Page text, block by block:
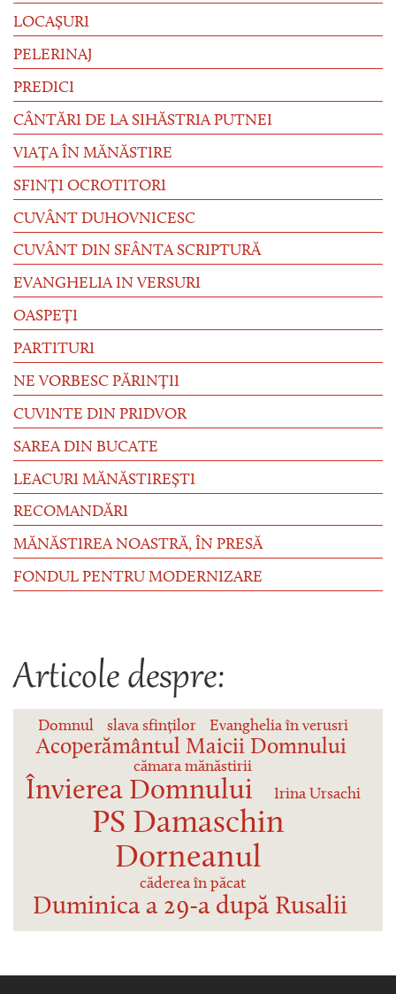
LOCAȘURI
PELERINAJ
PREDICI
CÂNTĂRI DE LA SIHĂSTRIA PUTNEI
VIAȚA ÎN MĂNĂSTIRE
SFINȚI OCROTITORI
CUVÂNT DUHOVNICESC
CUVÂNT DIN SFÂNTA SCRIPTURĂ
EVANGHELIA IN VERSURI
OASPEȚI
PARTITURI
NE VORBESC PĂRINȚII
CUVINTE DIN PRIDVOR
SAREA DIN BUCATE
LEACURI MĂNĂSTIREȘTI
RECOMANDĂRI
MĂNĂSTIREA NOASTRĂ, ÎN PRESĂ
FONDUL PENTRU MODERNIZARE
Articole despre:
Domnul slava sfinților Evanghelia în verusri
Acoperământul Maicii Domnului
cămara mănăstirii
Învierea Domnului Irina Ursachi
PS Damaschin
Dorneanul
căderea în păcat
Duminica a 29-a după Rusalii